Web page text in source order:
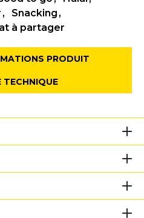
Snacking
à partager
PRODUIT
TECHNIQUE